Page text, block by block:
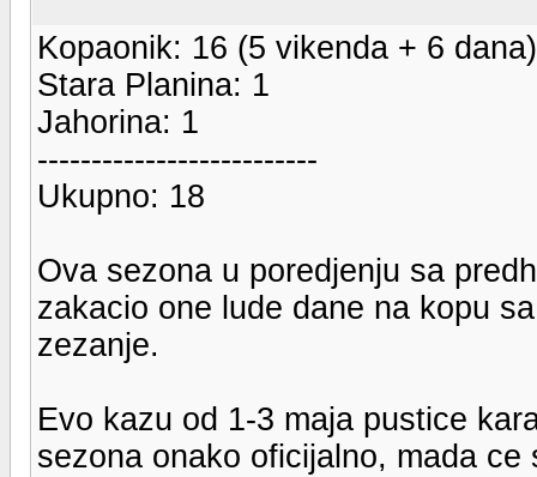
Kopaonik: 16 (5 vikenda + 6 dana)
Stara Planina: 1
Jahorina: 1
--------------------------
Ukupno: 18
Ova sezona u poredjenju sa
zakacio one lude dane na kopu
zezanje.
Evo kazu od 1-3 maja pustice
sezona onako oficijalno, mada ce